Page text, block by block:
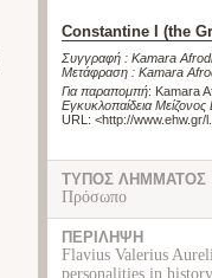
Constantine I (the
Συγγραφή : Kamara
Μετάφραση : Kamara
Για παραπομπή: Kamara
Εγκυκλοπαίδεια
URL: <http://www.ehw.gr/
ΤΥΠΟΣ ΛΗΜΜΑΤΟΣ
Πρόσωπο
ΠΕΡΙΛΗΨΗ
Flavius Valerius
personalities in